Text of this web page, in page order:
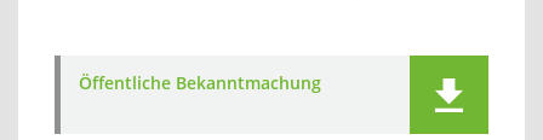
Öffentliche Bekanntmachung